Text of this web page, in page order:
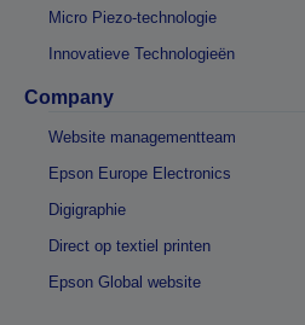
Micro Piezo-technologie
Innovatieve Technologieën
Company
Website managementteam
Epson Europe Electronics
Digigraphie
Direct op textiel printen
Epson Global website